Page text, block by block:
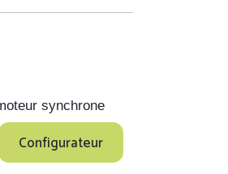
synchrone
Configurateur